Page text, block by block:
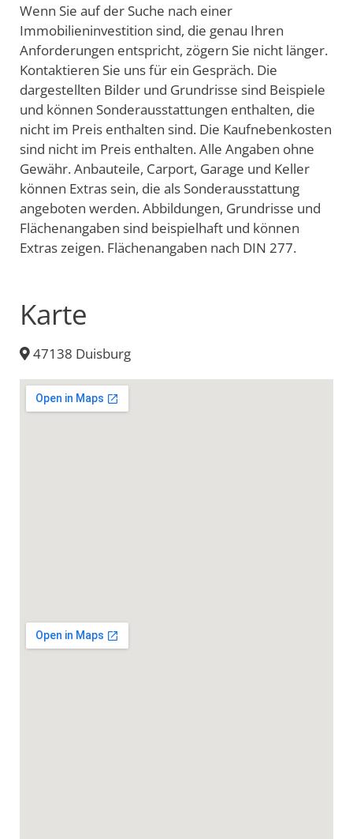
Wenn Sie auf der Suche nach einer
Immobilieninvestition sind, die genau Ihren
Anforderungen entspricht, zögern Sie nicht länger.
Kontaktieren Sie uns für ein Gespräch. Die
dargestellten Bilder und Grundrisse sind Beispiele
und können Sonderausstattungen enthalten, die
nicht im Preis enthalten sind. Die Kaufnebenkosten
sind nicht im Preis enthalten. Alle Angaben ohne
Gewähr. Anbauteile, Carport, Garage und Keller
können Extras sein, die als Sonderausstattung
angeboten werden. Abbildungen, Grundrisse und
Flächenangaben sind beispielhaft und können
Extras zeigen. Flächenangaben nach DIN 277.
Karte
47138 Duisburg